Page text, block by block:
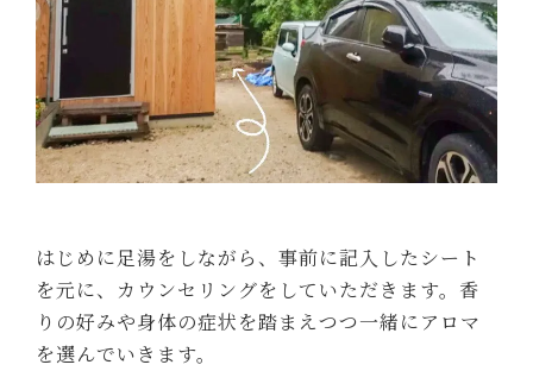
はじめに足湯をしながら、事前に記入したシート
を元に、カウンセリングをしていただきます。香
りの好みや身体の症状を踏まえつつ一緒にアロマ
を選んでいきます。